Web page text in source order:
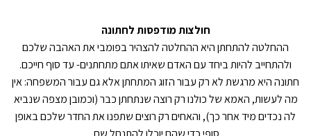
חולצות מודפסות לחתונה
ההחלטה להתחתן היא ההחלטה להצהיר בפומבי את האהבה שלכם
ולהתחייב להיות ביחד עם האדם שאיתו אתם מתחתנים- עד סוף חייכם.
חתונה היא מרגשת לא רק עבור הזוג המתחתן אלא גם עבור המשפחה: אין
מה לעשות, האמא של כולנו רק רוצה שנתחתן כבר (וכמובן מצפה שנביא
לה נכדים מיד אחר כך), והאחים רק רוצים שתפנו את החדר שלכם באופן